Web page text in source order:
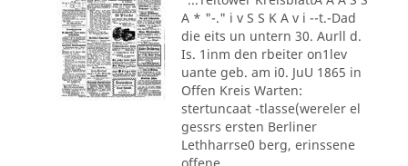
A * "-." i v S S K A v i --t.-Dad
die eits un untern 30. Aurll d.
Is. 1inm den rbeiter on1lev
uante geb. am i0. JuU 1865 in
Offen Kreis Warten:
stertuncaat -tlasse(wereler el
gessrs ersten Berliner
Lethharrse0 berg, erinssene